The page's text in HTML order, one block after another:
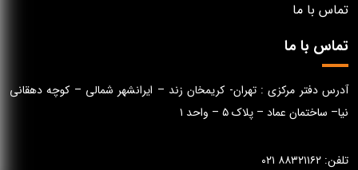
تماس با ما
تماس با ما
آدرس دفتر مرکزی : تهران- کریمخان زند – ایرانشهر شمالی – کوچه دهقانی
نیا– ساختمان عماد – پلاک ۵ – واحد ۱
تلفن: ۸۸۳۲۱۱۶۲ ۰۲۱